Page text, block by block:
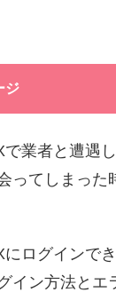
ジ
で業者と遭遇
ってしまった
にログインで
イン方法とエ